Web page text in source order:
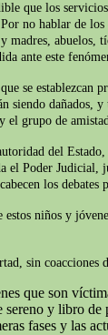
que los
no hablar de
madres, abuelos,
ante este
se
siendo dañados,
grupo de
del
el Poder Judicial,
los
niños y
sin coacciones
que son
sereno y libro
fases y las